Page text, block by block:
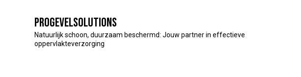
Progevelsolutions
Natuurlijk schoon, duurzaam beschermd: Jouw partner in effectieve
oppervlakteverzorging